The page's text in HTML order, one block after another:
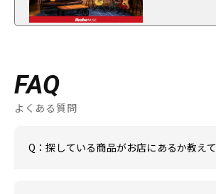
FAQ
よくある質問
Q：探している商品がお店にあるか教え